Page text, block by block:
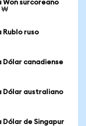
Won surcoreano
₩
Rublo ruso
Dólar canadiense
Dólar australiano
Dólar de Singapur